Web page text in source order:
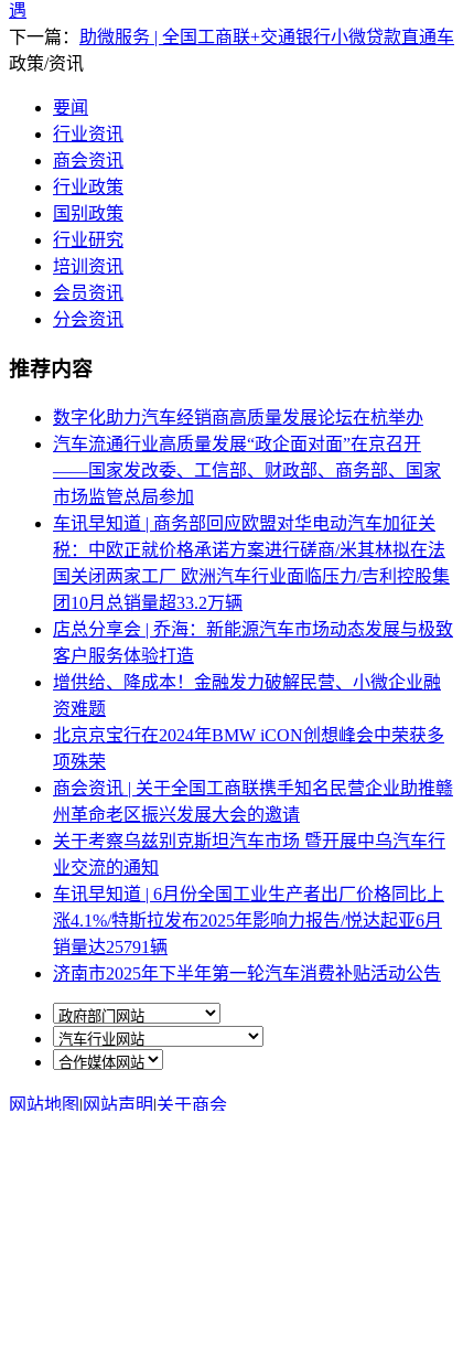
遇
下一篇： 助微服务 | 全国工商联+交通银行小微贷款直通车
政策/资讯
要闻
行业资讯
商会资讯
行业政策
国别政策
行业研究
培训资讯
会员资讯
分会资讯
推荐内容
数字化助力汽车经销商高质量发展论坛在杭举办
汽车流通行业高质量发展“政企面对面”在京召开
——国家发改委、工信部、财政部、商务部、国家
市场监管总局参加
车讯早知道 | 商务部回应欧盟对华电动汽车加征关
税：中欧正就价格承诺方案进行磋商/米其林拟在法
国关闭两家工厂 欧洲汽车行业面临压力/吉利控股集
团10月总销量超33.2万辆
店总分享会 | 乔海：新能源汽车市场动态发展与极致
客户服务体验打造
增供给、降成本！金融发力破解民营、小微企业融
资难题
北京京宝行在2024年BMW iCON创想峰会中荣获多
项殊荣
商会资讯 | 关于全国工商联携手知名民营企业助推赣
州革命老区振兴发展大会的邀请
关于考察乌兹别克斯坦汽车市场 暨开展中乌汽车行
业交流的通知
车讯早知道 | 6月份全国工业生产者出厂价格同比上
涨4.1%/特斯拉发布2025年影响力报告/悦达起亚6月
销量达25791辆
济南市2025年下半年第一轮汽车消费补贴活动公告
网站地图 | 网站声明|关于商会